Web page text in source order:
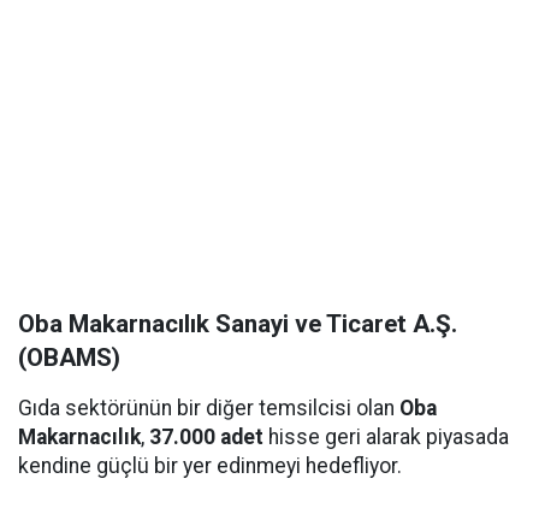
Oba Makarnacılık Sanayi ve Ticaret A.Ş.
(OBAMS)
Gıda sektörünün bir diğer temsilcisi olan Oba
Makarnacılık, 37.000 adet hisse geri alarak piyasada
kendine güçlü bir yer edinmeyi hedefliyor.